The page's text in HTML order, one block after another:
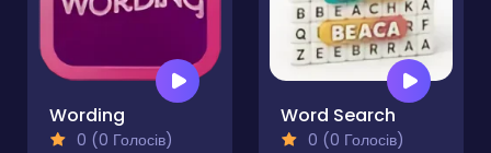
Wording
0 (0 Голосів)
Word Search
0 (0 Голосів)